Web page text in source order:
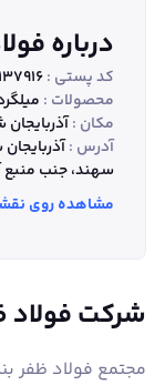
درباره
کد پستی :
محصولات :
مکان :
آدرس :
سهند، جنب منبع
مشاهده روی
شرکت فولاد
مجتمع فولاد ظفر